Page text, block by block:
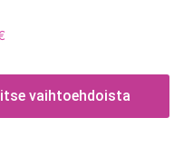
vaihtoehdoista